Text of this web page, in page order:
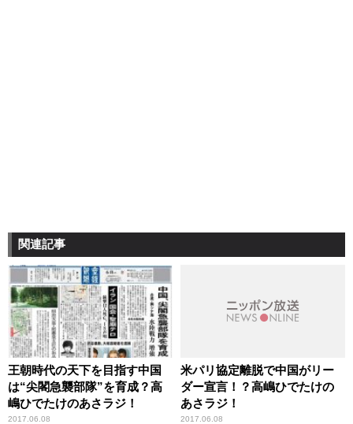
関連記事
王朝時代の天下を目指す中国
は“尖閣急襲部隊”を育成？高
嶋ひでたけのあさラジ！
2017.06.08
米パリ協定離脱で中国がリー
ダー宣言！？高嶋ひでたけの
あさラジ！
2017.06.08